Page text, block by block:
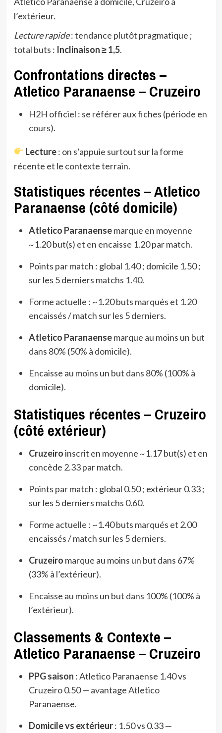
l’extérieur.
Lecture rapide: tendance plutôt pragmatique ;
total buts : Inclinaison ≥ 1,5.
Confrontations directes –
Atletico Paranaense – Cruzeiro
H2H officiel : se référer aux fiches (période en
cours).
Lecture: on s’appuie surtout sur la forme
récente et le contexte terrain.
Statistiques récentes – Atletico
Paranaense (côté domicile)
Atletico Paranaensemarque en moyenne
~1.20 but(s) et en encaisse 1.20 par match.
Points par match : global 1.40 ; domicile 1.50 ;
sur les 5 derniers matchs 1.40.
Forme actuelle : ~1.20 buts marqués et 1.20
encaissés / match sur les 5 derniers.
Atletico Paranaensemarque au moins un but
dans 80% (50% à domicile).
Encaisse au moins un but dans 80% (100% à
domicile).
Statistiques récentes – Cruzeiro
(côté extérieur)
Cruzeiroinscrit en moyenne ~1.17 but(s) et en
concède 2.33 par match.
Points par match : global 0.50 ; extérieur 0.33 ;
sur les 5 derniers matchs 0.60.
Forme actuelle : ~1.40 buts marqués et 2.00
encaissés / match sur les 5 derniers.
Cruzeiro marque au moins un but dans 67%
(33% à l’extérieur).
Encaisse au moins un but dans 100% (100% à
l’extérieur).
Classements & Contexte –
Atletico Paranaense – Cruzeiro
PPG saison : Atletico Paranaense 1.40 vs
Cruzeiro 0.50 — avantage Atletico
Paranaense.
Domicile vs extérieur: 1.50 vs 0.33 —